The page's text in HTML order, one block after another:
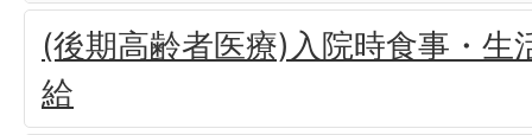
(後期高齢者医療)入院時食事・生
給